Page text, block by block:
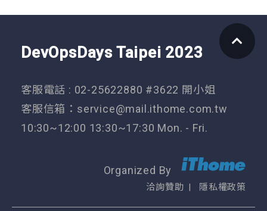
DevOpsDays Taipei 2023
客服電話 : 02-25622880 #3622 開小姐
客服信箱： service@mail.ithome.com.tw
10:30~12:00 13:30~17:30 Mon. - Fri.
Organized By
洽詢贊助 隱私權政策